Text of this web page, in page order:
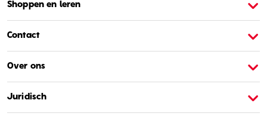
Shoppen en leren
Contact
Over ons
Juridisch